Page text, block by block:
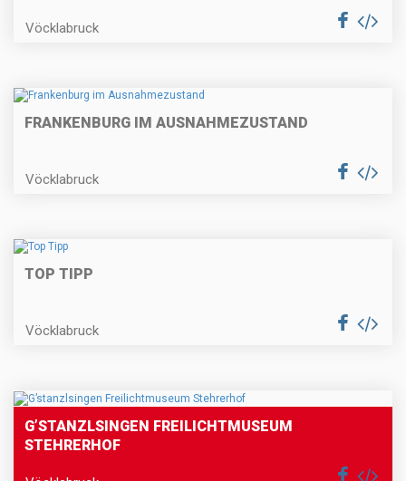
Vöcklabruck
FRANKENBURG IM AUSNAHMEZUSTAND
Vöcklabruck
TOP TIPP
Vöcklabruck
G’STANZLSINGEN FREILICHTMUSEUM
STEHRERHOF